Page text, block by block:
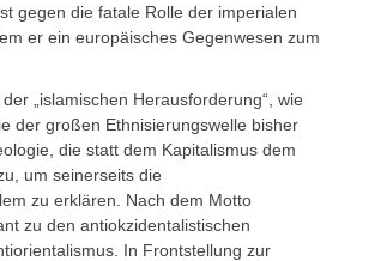
gegen die fatale Rolle der imperialen
er ein europäisches Gegenwesen zum
„islamischen Herausforderung“, wie
der großen Ethnisierungswelle bisher
die statt dem Kapitalismus dem
um seinerseits die
zu erklären. Nach dem Motto
zu den antiokzidentalistischen
In Frontstellung zur